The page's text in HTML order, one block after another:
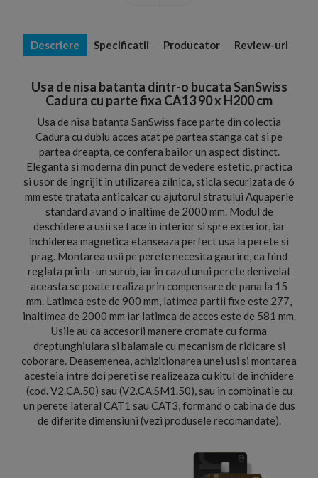
Descriere Specificatii Producator Review-uri
Usa de nisa batanta dintr-o bucata SanSwiss
Cadura cu parte fixa CA13 90 x H200 cm
Usa de nisa batanta SanSwiss face parte din colectia
Cadura cu dublu acces atat pe partea stanga cat si pe
partea dreapta, ce confera bailor un aspect distinct.
Eleganta si moderna din punct de vedere estetic, practica
si usor de ingrijit in utilizarea zilnica, sticla securizata de 6
mm este tratata anticalcar cu ajutorul stratului Aquaperle
standard avand o inaltime de 2000 mm. Modul de
deschidere a usii se face in interior si spre exterior, iar
inchiderea magnetica etanseaza perfect usa la perete si
prag. Montarea usii pe perete necesita gaurire, ea fiind
reglata printr-un surub, iar in cazul unui perete denivelat
aceasta se poate realiza prin compensare de pana la 15
mm. Latimea este de 900 mm, latimea partii fixe este 277,
inaltimea de 2000 mm iar latimea de acces este de 581 mm.
Usile au ca accesorii manere cromate cu forma
dreptunghiulara si balamale cu mecanism de ridicare si
coborare. Deasemenea, achizitionarea unei usi si montarea
acesteia intre doi pereti se realizeaza cu kitul de inchidere
(cod. V2.CA.50) sau (V2.CA.SM1.50), sau in combinatie cu
un perete lateral CAT1 sau CAT3, formand o cabina de dus
de diferite dimensiuni (vezi produsele recomandate).